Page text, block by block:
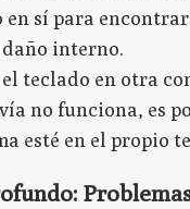
en sí para
interno.
el teclado en otra
no funciona, es
esté en el propio